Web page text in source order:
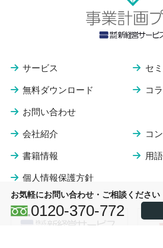
サービス セ
無料ダウンロード コ
お問い合わせ
会社紹介 コ
書籍情報 用
個人情報保護方針
お気軽にお問い合わせ・ご相談ください
0120-370-772